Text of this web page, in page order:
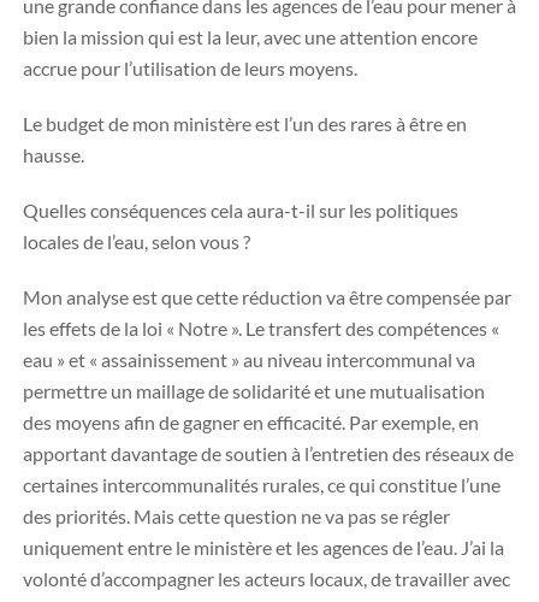
une grande confiance dans les agences de l’eau pour mener à
bien la mission qui est la leur, avec une attention encore
accrue pour l’utilisation de leurs moyens.
Le budget de mon ministère est l’un des rares à être en
hausse.
Quelles conséquences cela aura-t-il sur les politiques
locales de l’eau, selon vous ?
Mon analyse est que cette réduction va être compensée par
les effets de la loi « Notre ». Le transfert des compétences «
eau » et « assainissement » au niveau intercommunal va
permettre un maillage de solidarité et une mutualisation
des moyens afin de gagner en efficacité. Par exemple, en
apportant davantage de soutien à l’entretien des réseaux de
certaines intercommunalités rurales, ce qui constitue l’une
des priorités. Mais cette question ne va pas se régler
uniquement entre le ministère et les agences de l’eau. J’ai la
volonté d’accompagner les acteurs locaux, de travailler avec